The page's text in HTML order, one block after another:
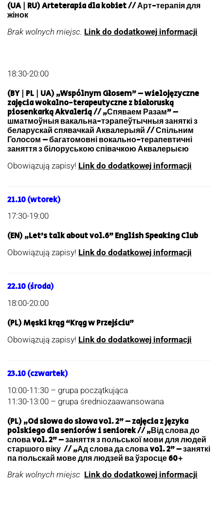
(UA | RU) Arteterapia dla kobiet // Арт-терапія для
жінок
Brak wolnych miejsc. Link do dodatkowej informacji
18:30-20:00
(BY | PL | UA) „Wspólnym Głosem” – wielojęzyczne
zajęcia wokalno-terapeutyczne z białoruską
piosenkarką Akvalerią // „Спяваем Разам” –
шматмоўныя вакальна-тэрапеўтычныя заняткі з
беларускай спявачкай Аквалерыяй // Спільним
Голосом – багатомовні вокально-терапевтичні
заняття з білоруською співачкою Аквалерыєю
Obowiązują zapisy! Link do dodatkowej informacji
21.10(wtorek)
17:30-19:00
(EN) „Let’s talk about vol.6” English Speaking Club
Obowiązują zapisy! Link do dodatkowej informacji
22.10 (środa)
18:00-20:00
(PL) Męski krąg “Krąg w Przejściu”
Obowiązują zapisy! Link do dodatkowej informacji
23.10 (czwartek)
10:00-11:30 – grupa początkująca
11:30-13:00 – grupa średniozaawansowana
(PL) „Od słowa do słowa vol. 2” – zajęcia z języka
polskiego dla seniorów i seniorek // „Від слова до
слова vol. 2” – заняття з польської мови для людей
старшого віку // „Ад слова да слова vol. 2” – заняткі
па польскай мове для людзей ва ўзросце 60+
Brak wolnych miejsc Link do dodatkowej informacji